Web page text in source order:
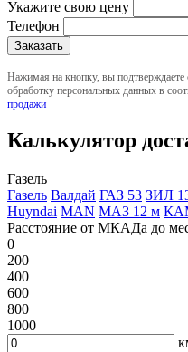
Укажите свою цену
Телефон
Нажимая на кнопку, вы подтверждаете
обработку персональных данных в
продажи
Калькулятор
Газель
Газель Валдай ГАЗ 53 ЗИЛ
Huyndai MAN МАЗ 12 м
Расстояние от МКАДа до
0
200
400
600
800
1000